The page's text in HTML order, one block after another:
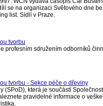
se na organizaci Světového dne
list. Sídlí v Praze.
tvorbu
profesním sdružením odborníků
tvorbu - Sekce péče o dřeviny
(SPoD), která je součástí
pravidelné informace o